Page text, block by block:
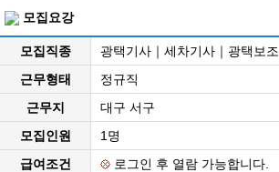
모집요강
모집직종
광택기사｜세차기사｜광택보조
근무형태
정규직
근무지
대구 서구
모집인원
1명
급여조건
로그인 후 열람 가능합니다.